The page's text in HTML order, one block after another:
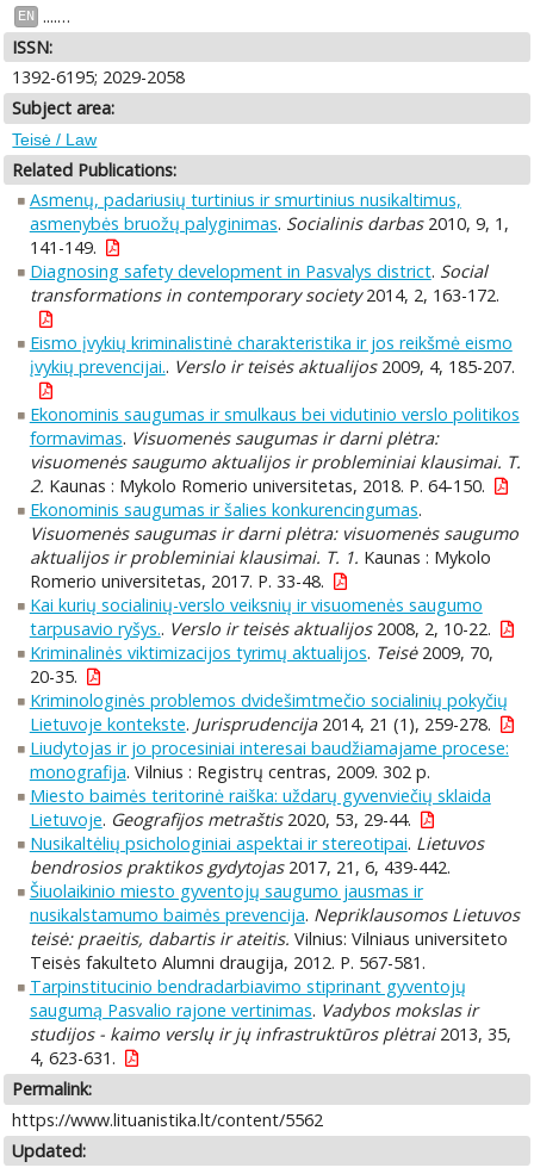
EN ....…
ISSN:
1392-6195; 2029-2058
Subject area:
Teisė / Law
Related Publications:
Asmenų, padariusių turtinius ir smurtinius nusikaltimus,
asmenybės bruožų palyginimas. Socialinis darbas2010, 9, 1,
141-149.
Diagnosing safety development in Pasvalys district. Social
transformations in contemporary society2014, 2, 163-172.
Eismo įvykių kriminalistinė charakteristika ir jos reikšmė eismo
įvykių prevencijai.. Verslo ir teisės aktualijos2009, 4, 185-207.
Ekonominis saugumas ir smulkaus bei vidutinio verslo politikos
formavimas. Visuomenės saugumas ir darni plėtra:
visuomenės saugumo aktualijos ir probleminiai klausimai. T.
2. Kaunas : Mykolo Romerio universitetas, 2018. P. 64-150.
Ekonominis saugumas ir šalies konkurencingumas.
Visuomenės saugumas ir darni plėtra: visuomenės saugumo
aktualijos ir probleminiai klausimai. T. 1. Kaunas : Mykolo
Romerio universitetas, 2017. P. 33-48.
Kai kurių socialinių-verslo veiksnių ir visuomenės saugumo
tarpusavio ryšys.. Verslo ir teisės aktualijos2008, 2, 10-22.
Kriminalinės viktimizacijos tyrimų aktualijos. Teisė2009, 70,
20-35.
Kriminologinės problemos dvidešimtmečio socialinių pokyčių
Lietuvoje kontekste. Jurisprudencija2014, 21 (1), 259-278.
Liudytojas ir jo procesiniai interesai baudžiamajame procese:
monografija. Vilnius : Registrų centras, 2009. 302 p.
Miesto baimės teritorinė raiška: uždarų gyvenviečių sklaida
Lietuvoje. Geografijos metraštis2020, 53, 29-44.
Nusikaltėlių psichologiniai aspektai ir stereotipai. Lietuvos
bendrosios praktikos gydytojas2017, 21, 6, 439-442.
Šiuolaikinio miesto gyventojų saugumo jausmas ir
nusikalstamumo baimės prevencija. Nepriklausomos Lietuvos
teisė: praeitis, dabartis ir ateitis. Vilnius: Vilniaus universiteto
Teisės fakulteto Alumni draugija, 2012. P. 567-581.
Tarpinstitucinio bendradarbiavimo stiprinant gyventojų
saugumą Pasvalio rajone vertinimas. Vadybos mokslas ir
studijos - kaimo verslų ir jų infrastruktūros plėtrai2013, 35,
4, 623-631.
Permalink:
https://www.lituanistika.lt/content/5562
Updated: